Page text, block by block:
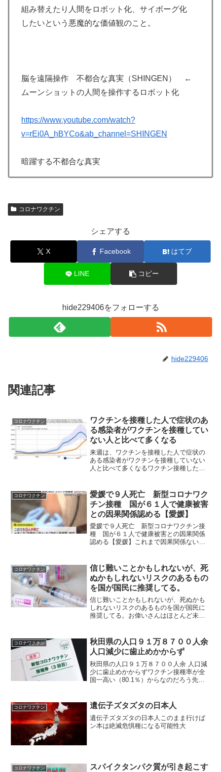
組み替えたり人間をロボット化、サイボーグ化
したいという悪魔的な価値観のこと。
脳を遠隔操作 不都合な真実（SHINGEN） ←
ムーンショットの人間を操作するロボット化
https://www.youtube.com/watch?
v=rEi0A_hBYCo&ab_channel=SHINGEN
暗躍する不都合な真実
コロナワクチン
シェアする
X Facebook はてブ
LINE コピー
hide229406をフォローする
hide229406
関連記事
コロナワクチン
ワクチンを接種した人で症状のあ
る感染者がワクチンを接種してい
ない人と比べて多くなる
来週は、ワクチンを接種した人で症状の
ある感染者がワクチンを接種していない
人と比べて多くなるワクチン接種した人
コロナワクチン
愛媛で９人死亡 新型コロナワク
チン接種 国が６１人で健康被害
との因果関係認める【愛媛】
愛媛で９人死亡 新型コロナワクチン接
種 国が６１人で健康被害との因果関係
認める【愛媛】これまで因果関係ないと
人が死亡していたことが９日までに分か
りました。県のまとめによ...
コロナワクチン
信じ難いことかもしれないが、死
ぬかもしれないリスクのあるもの
を国が国民に推奨してる。￼
信じ難いことかもしれないが、死ぬかも
しれないリスクのあるものを国が国民に
推奨してる。お偉いさんはほとんど未接
す。特に国会議員はね。当然岸田総理は
打ったふりしてるだけです。...
コロナワクチン
秋田県の人口９１万８７００人余
人口減少に歯止めかからず
秋田県の人口９１万８７００人余 人口減
少に歯止めかからずワクチン接種率が全
国一高い（80.1％）からなのだろう先月
た。この１年でおよそ１万６０００人減
っていて、人口減少...
コロナワクチン 遺伝子ズタズタの日本人
遺伝子ズタズタの日本人このまま行けば
ン本は絶滅危惧種になる可能性大
コロナワクチン
スパイクタンパク質が引き起こす